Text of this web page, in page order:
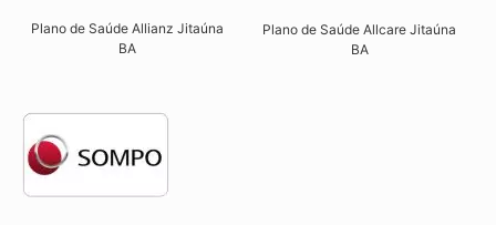
Plano de Saúde Allianz Jitaúna
BA​
Plano de Saúde Allcare Jitaúna
BA​